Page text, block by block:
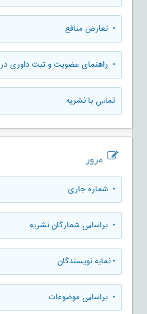
• تعارض منافع
• راهنمای عضویت و ثبت داوری در WOS Researcher ID
تماس با نشریه
مرور
• شماره جاری
• براساس شمارگان نشریه
•نمایه نویسندگان
• براساس موضوعات